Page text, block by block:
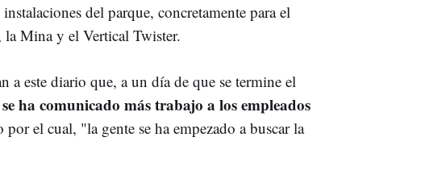
del parque, concretamente para el
Mina y el Vertical Twister.
a este diario que, a un día de que se termine el
ha comunicado más trabajo a los empleados
el cual, "la gente se ha empezado a buscar la